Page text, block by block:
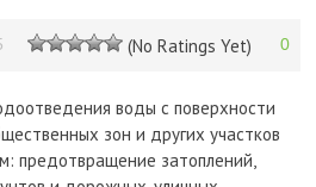
(No Ratings Yet) 0
воды с поверхности
зон и других участков
предотвращение затоплений,